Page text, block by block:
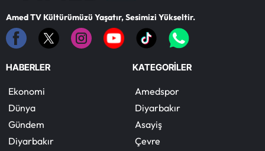
Amed TV Kültürümüzü Yaşatır, Sesimizi Yükseltir.
HABERLER
Ekonomi
Dünya
Gündem
Diyarbakır
KATEGORİLER
Amedspor
Diyarbakır
Asayiş
Çevre